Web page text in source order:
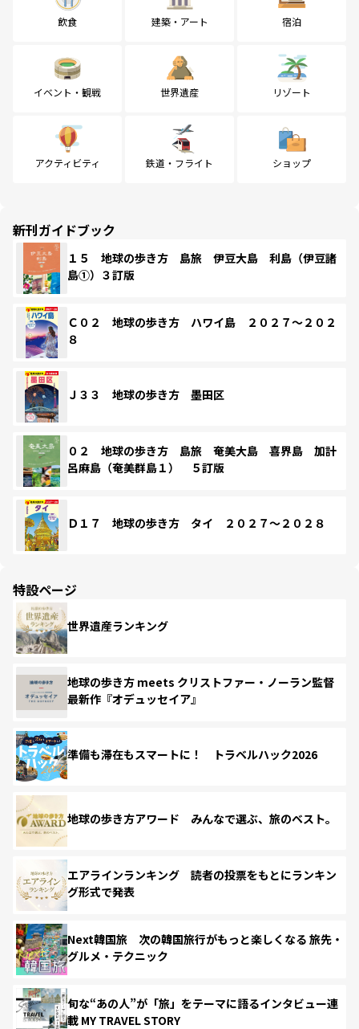
飲食 建築・アート 宿泊
イベント・観戦 世界遺産 リゾート
アクティビティ 鉄道・フライト ショップ
新刊ガイドブック
１５ 地球の歩き方 島旅 伊豆大島 利島（伊豆諸
島①）３訂版
Ｃ０２ 地球の歩き方 ハワイ島 ２０２７～２０２
８
Ｊ３３ 地球の歩き方 墨田区
０２ 地球の歩き方 島旅 奄美大島 喜界島 加計
呂麻島（奄美群島１） ５訂版
Ｄ１７ 地球の歩き方 タイ ２０２７～２０２８
特設ページ
世界遺産ランキング
地球の歩き方 meets クリストファー・ノーラン監督
最新作『オデュッセイア』
準備も滞在もスマートに！ トラベルハック2026
地球の歩き方アワード みんなで選ぶ、旅のベスト。
エアラインランキング 読者の投票をもとにランキン
グ形式で発表
Next韓国旅 次の韓国旅行がもっと楽しくなる 旅先・
グルメ・テクニック
旬な“あの人”が「旅」をテーマに語るインタビュー連
載 MY TRAVEL STORY